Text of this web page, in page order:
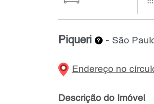
Piqueri - São
Endereço no
Descrição do Imóvel